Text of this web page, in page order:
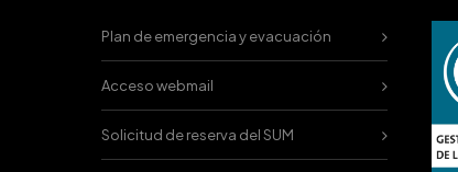
Plan de emergencia y evacuación
Acceso webmail
Solicitud de reserva del SUM